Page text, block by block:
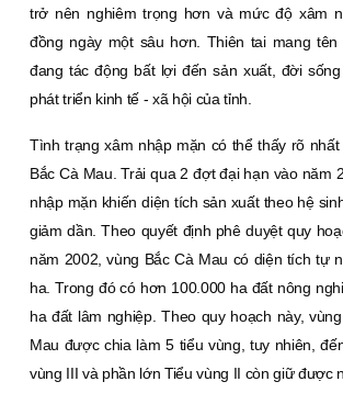
trở nên nghiêm trọng hơn và mức độ xâm
đồng ngày một sâu hơn. Thiên tai mang
đang tác động bất lợi đến sản xuất, đời
phát triển kinh tế - xã hội của tỉnh.
Tình trạng xâm nhập mặn có thể thấy rõ
Bắc Cà Mau. Trải qua 2 đợt đại hạn vào năm
nhập mặn khiến diện tích sản xuất theo hệ
giảm dần. Theo quyết định phê duyệt quy
năm 2002, vùng Bắc Cà Mau có diện tích tự
ha. Trong đó có hơn 100.000 ha đất nông
ha đất lâm nghiệp. Theo quy hoạch này,
Mau được chia làm 5 tiểu vùng, tuy nhiên,
vùng III và phần lớn Tiểu vùng II còn giữ được